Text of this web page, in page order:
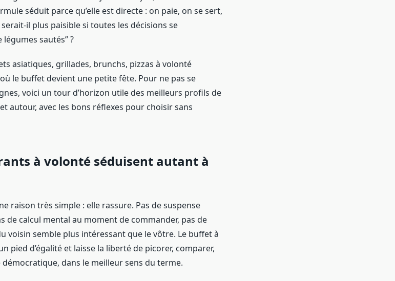
séduit parce qu’elle est directe : on paie, on se sert,
il plus paisible si toutes les décisions se
sautés” ?
asiatiques, grillades, brunchs, pizzas à volonté
le buffet devient une petite fête. Pour ne pas se
voici un tour d’horizon utile des meilleurs profils de
autour, avec les bons réflexes pour choisir sans
à volonté séduisent autant à
raison très simple : elle rassure. Pas de suspense
de calcul mental au moment de commander, pas de
voisin semble plus intéressant que le vôtre. Le buffet à
pied d’égalité et laisse la liberté de picorer, comparer,
démocratique, dans le meilleur sens du terme.